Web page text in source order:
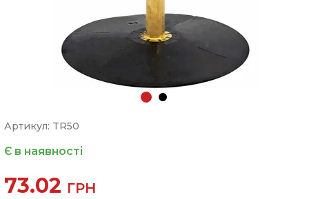
Артикул: TR50
Є в наявності
73.02 ГРН